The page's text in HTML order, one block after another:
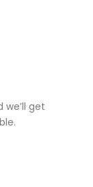
we’ll get